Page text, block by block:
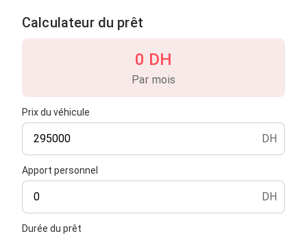
Calculateur du prêt
Prix du véhicule
DH
Apport personnel
DH
Durée du prêt
0 DH
Par mois